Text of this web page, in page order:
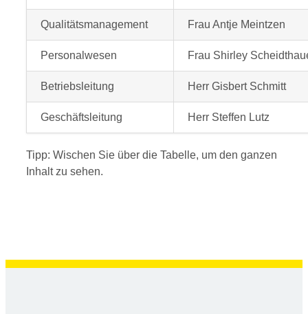
Qualitätsmanagement Frau Antje Meintzen
Personalwesen Frau Shirley
Betriebsleitung Herr Gisbert Schmitt
Geschäftsleitung Herr Steffen Lutz
Tipp: Wischen Sie über die Tabelle, um den ganzen
Inhalt zu sehen.